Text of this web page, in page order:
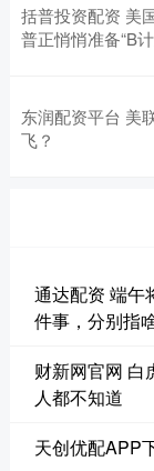
括普投资配资 美
普正悄悄准备“B
东润配资平台 美
飞？
通达配资 端午
件事，分别指
财新网官网 白
人都不知道
天创优配APP